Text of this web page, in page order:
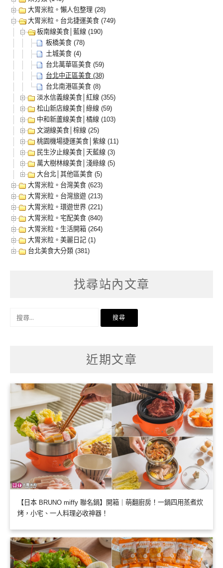
大胃米粒。懶人包整理 (28)
大胃米粒。台北捷運美食 (749)
板南線美食│藍線 (190)
板橋美食 (78)
土城美食 (4)
台北萬華區美食 (59)
台北中正區美食 (38)
台北南港區美食 (8)
淡水信義線美食│紅線 (355)
松山新店線美食│綠線 (59)
中和新蘆線美食│橘線 (103)
文湖線美食│棕線 (25)
桃園機場捷運美食│紫線 (11)
民生汐止線美食│天藍線 (3)
萬大樹林線美食│淺綠線 (5)
大台北│其他區美食 (5)
大胃米粒。台灣美食 (623)
大胃米粒。台灣旅遊 (213)
大胃米粒。環遊世界 (221)
大胃米粒。宅配美食 (840)
大胃米粒。生活開箱 (264)
大胃米粒。美麗日記 (1)
台北美食大分類 (381)
找尋站內文章
近期文章
【日本 BRUNO miffy 聯名鍋】開箱｜萌翻廚房！一鍋四用蒸煮炊
烤，小宅、一人料理必收神器！